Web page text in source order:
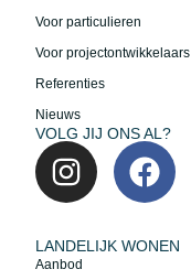
Voor particulieren
Voor projectontwikkelaars
Referenties
Nieuws
VOLG JIJ ONS AL?
LANDELIJK WONEN
Aanbod